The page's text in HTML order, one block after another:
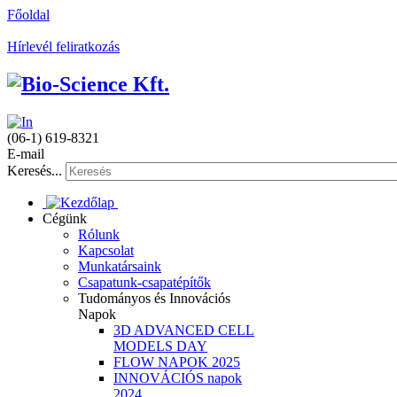
Főoldal
Hírlevél feliratkozás
(06-1) 619-8321
E-mail
Keresés...
Cégünk
Rólunk
Kapcsolat
Munkatársaink
Csapatunk-csapatépítők
Tudományos és Innovációs
Napok
3D ADVANCED CELL
MODELS DAY
FLOW NAPOK 2025
INNOVÁCIÓS napok
2024